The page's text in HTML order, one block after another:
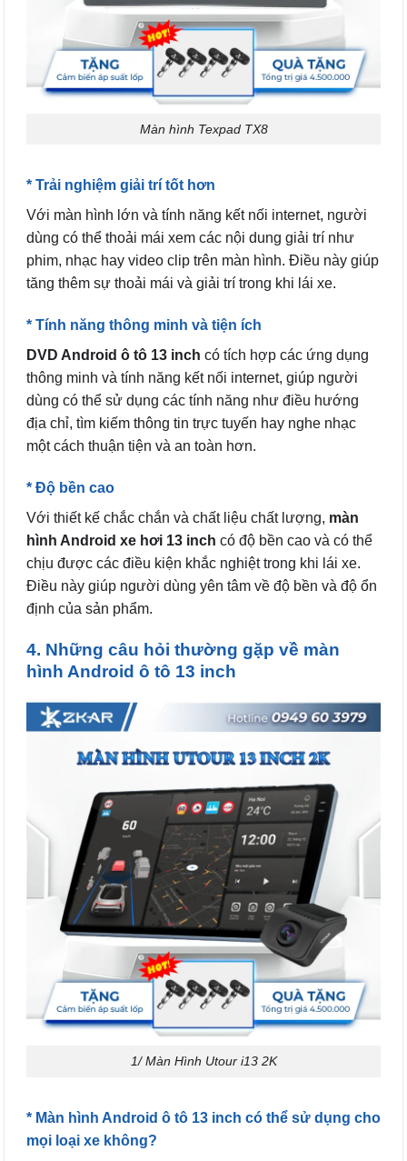
Màn hình Texpad TX8
* Trải nghiệm giải trí tốt hơn
Với màn hình lớn và tính năng kết nối internet, người
dùng có thể thoải mái xem các nội dung giải trí như
phim, nhạc hay video clip trên màn hình. Điều này giúp
tăng thêm sự thoải mái và giải trí trong khi lái xe.
* Tính năng thông minh và tiện ích
DVD Android ô tô 13 inch có tích hợp các ứng dụng
thông minh và tính năng kết nối internet, giúp người
dùng có thể sử dụng các tính năng như điều hướng
địa chỉ, tìm kiếm thông tin trực tuyến hay nghe nhạc
một cách thuận tiện và an toàn hơn.
* Độ bền cao
Với thiết kế chắc chắn và chất liệu chất lượng, màn
hình Android xe hơi 13 inch có độ bền cao và có thể
chịu được các điều kiện khắc nghiệt trong khi lái xe.
Điều này giúp người dùng yên tâm về độ bền và độ ổn
định của sản phẩm.
4. Những câu hỏi thường gặp về màn
hình Android ô tô 13 inch
1/ Màn Hình Utour i13 2K
* Màn hình Android ô tô 13 inch có thể sử dụng cho
mọi loại xe không?